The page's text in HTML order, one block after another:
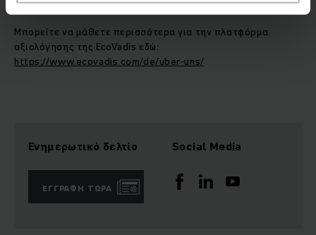
Μπορείτε να μάθετε περισσότερα για την πλατφόρμα
αξιολόγησης της EcoVadis εδώ:
https://www.ecovadis.com/de/uber-uns/
Ενημερωτικό δελτίο
ΕΓΓΡΑΦΉ ΤΏΡΑ
Social Media